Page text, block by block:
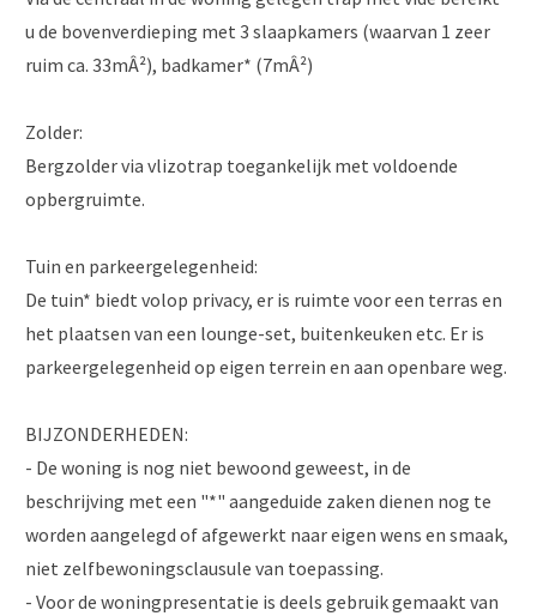
u de bovenverdieping met 3 slaapkamers (waarvan 1 zeer
ruim ca. 33mÂ²), badkamer* (7mÂ²)
Zolder:
Bergzolder via vlizotrap toegankelijk met voldoende
opbergruimte.
Tuin en parkeergelegenheid:
De tuin* biedt volop privacy, er is ruimte voor een terras en
het plaatsen van een lounge-set, buitenkeuken etc. Er is
parkeergelegenheid op eigen terrein en aan openbare weg.
BIJZONDERHEDEN:
- De woning is nog niet bewoond geweest, in de
beschrijving met een "*" aangeduide zaken dienen nog te
worden aangelegd of afgewerkt naar eigen wens en smaak,
niet zelfbewoningsclausule van toepassing.
- Voor de woningpresentatie is deels gebruik gemaakt van